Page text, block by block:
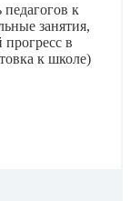
к
занятия,
в
к школе)